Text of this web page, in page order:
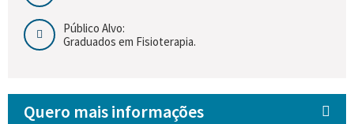
Público Alvo:
Graduados em Fisioterapia.
Quero mais informações